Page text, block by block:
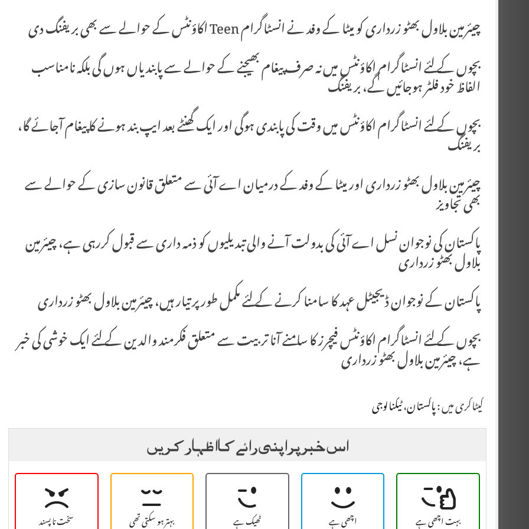
چیئرمین بلاول بھٹو زرداری کو میٹا کے وفد نے انسٹاگرام Teen اکاؤنٹس کے حوالے سے بھی بریفنگ دی
بچوں کے لئے انسٹاگرام اکاؤنٹس میں نہ صرف پیغام بھیجنے کے حوالے سے پابندیاں ہوں گی بلکہ نامناسب
الفاظ خود فلٹر ہوجائیں گے، بریفنگ
بچوں کے لئے انسٹاگرام اکاؤنٹس میں وقت کی پابندی ہوگی اور ایک گھنٹے بعد ایپ بند ہونے کا پیغام آجائے گا،
بریفنگ
چیئرمین بلاول بھٹو زرداری اور میٹا کے وفد کے درمیان اے آئی سے متعلق قانون سازی کے حوالے سے
بھی تجاویز
پاکستان کی نوجوان نسل اے آئی کی بدولت آنے والی تبدیلیوں کو ذمہ داری سے قبول کررہی ہے، چیئرمین
بلاول بھٹو زرداری
پاکستان کے نوجوان ڈیجیٹل عہد کا سامنا کرنے کے لئے مکمل طور پر تیار ہیں، چیئرمین بلاول بھٹو زرداری
بچوں کے لئے انسٹاگرام اکاؤنٹس فیچرز کا سامنے آنا تربیت سے متعلق فکرمند والدین کے لئے ایک خوشی کی خبر
ہے، چیئرمین بلاول بھٹو زرداری
کیٹاگری میں :پاکستان،ٹیکنالوجی
اس خبر پر اپنی رائے کا اظہار کریں
سخت نا پسند بہتر ہو سکتی تھی ٹھیک ہے اچھی ہے بہت اچھی ہے